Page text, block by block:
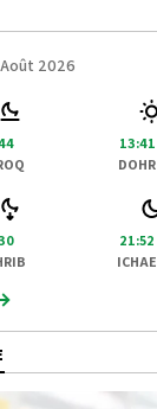
2026
13:41
DOHR
21:52
ICHAE